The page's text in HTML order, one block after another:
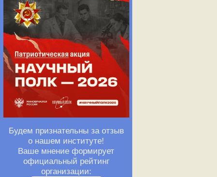
Будем признательны за отзыв
о нашем институте!
Ваше мнение формирует
официальный рейтинг
организации: